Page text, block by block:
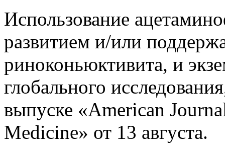
Использование
развитием и/или
риноконьюктивита, и
глобального
выпуске «American
Medicine» от 13 августа.